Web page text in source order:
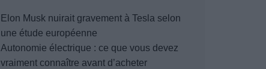
Elon Musk nuirait gravement à Tesla selon
une étude européenne
Autonomie électrique : ce que vous devez
vraiment connaître avant d’acheter